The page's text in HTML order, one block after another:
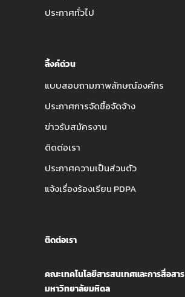
ประกาศทั่วไป
ลิ้งค์ด่วน
แบบสอบถามภาพลักษณ์องค์กร
ประกาศการจัดซื้อจัดจ้าง
ข่าวรับสมัครงาน
ติดต่อเรา
ประกาศความเป็นส่วนตัว
แจ้งเรื่องร้องเรียน PDPA
ติดต่อเรา
คณะเทคโนโลยีสารสนเทศและการสื่อสาร
มหาวิทยาลัยมหิดล